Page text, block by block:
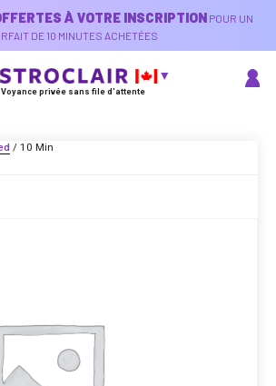
À VOTRE INSCRIPTION POUR UN
DE 10 MINUTES ACHETÉES
Voyance privée sans file d'attente
/ 10 Min